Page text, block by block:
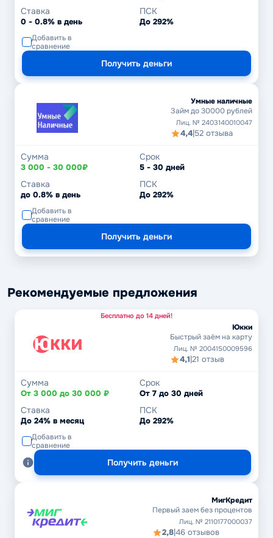
Ставка
0 - 0.8% в день
ПСК
До 292%
Добавить в
сравнение
Получить деньги
Умные наличные
Займ до 30000 рублей
Лиц. № 2403140010047
4,4|52 отзыва
Сумма
3 000 - 30 000₽
Срок
5 - 30 дней
Ставка
до 0.8% в день
ПСК
До 292%
Добавить в
сравнение
Получить деньги
Рекомендуемые предложения
Бесплатно до 14 дней!
Юкки
Быстрый заём на карту
Лиц. № 2004150009596
4,1|21 отзыв
Сумма
От 3 000 до 30 000 ₽
Срок
От 7 до 30 дней
Ставка
До 24% в месяц
ПСК
До 292%
Добавить в
сравнение
Получить деньги
МигКредит
Первый заем без процентов
Лиц. № 2110177000037
2,8|46 отзывов